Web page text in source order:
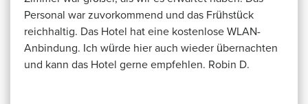
Personal war zuvorkommend und das Frühstück
reichhaltig. Das Hotel hat eine kostenlose WLAN-
Anbindung. Ich würde hier auch wieder übernachten
und kann das Hotel gerne empfehlen. Robin D.